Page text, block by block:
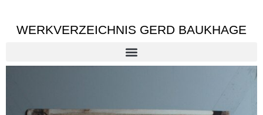
WERKVERZEICHNIS GERD BAUKHAGE